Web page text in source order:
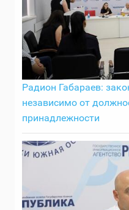
Радион Габараев:
независимо от
принадлежности